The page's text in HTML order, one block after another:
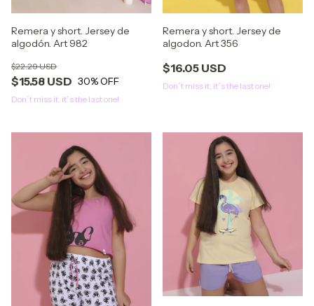
Remera y short. Jersey de
algodón. Art 982
$15.58 USD
$22.29 USD
30% OFF
Don´t miss it, it´s the last one!
Remera y short. Jersey de
algodon. Art 356
$16.05 USD
Don´t miss it, it´s the last one!